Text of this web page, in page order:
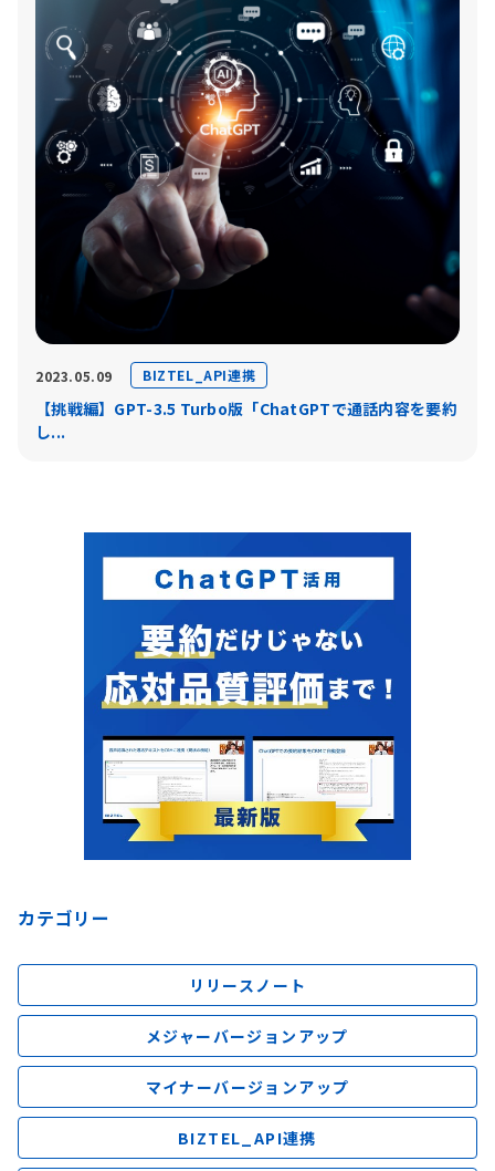
2023.05.09 BIZTEL_API連携
【挑戦編】GPT-3.5 Turbo版「ChatGPTで通話内容を要約
し...
カテゴリー
リリースノート
メジャーバージョンアップ
マイナーバージョンアップ
BIZTEL_API連携